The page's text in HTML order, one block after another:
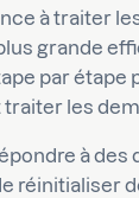
à traiter
grande
par étape
les
à des
réinitialiser